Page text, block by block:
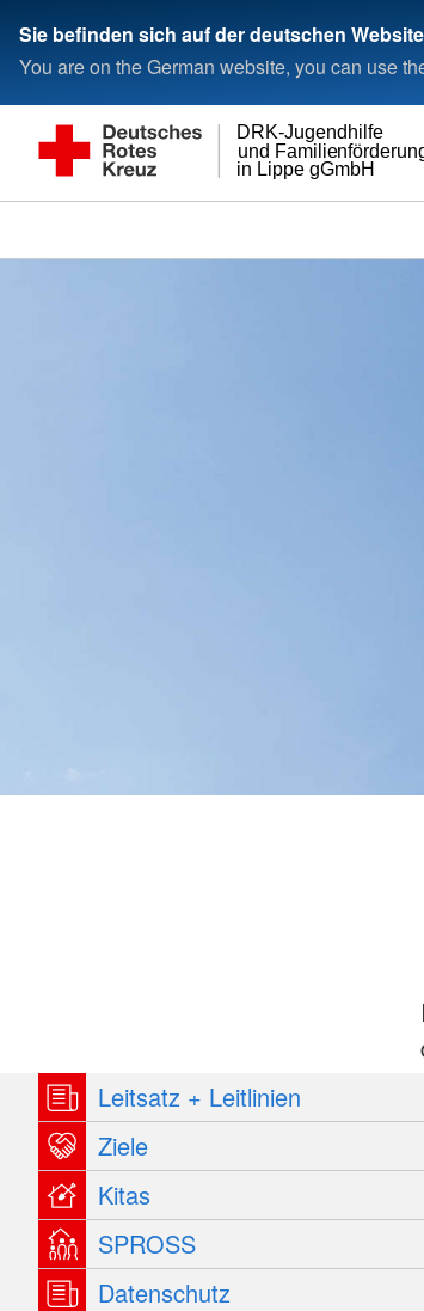
Sie befinden sich auf der deutschen Website
You are on the German website, you can use
in Lippe gGmbH
und
DRK-Jugendhilfe
Leitsatz + Leitlinien
Ziele
Kitas
SPROSS
Datenschutz